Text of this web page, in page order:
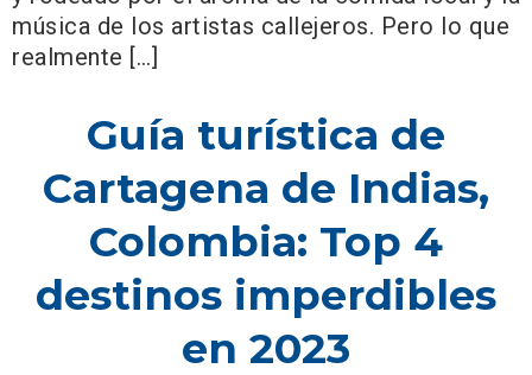
música de los artistas callejeros. Pero lo que
realmente […]
Guía turística de
Cartagena de Indias,
Colombia: Top 4
destinos imperdibles
en 2023